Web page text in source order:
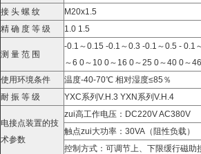
接 头 螺 纹
M20x1.5
精 确 度 等 级
1.0 1.5
测 量 范 围
-0.1～0.15 -0.1～0.3 -0.1～0.5 - 0.1
～6 0～10 0～16 0～25 0～40 0～
使用环境条件
温度-40-70℃ 相对湿度≤85％
耐 振 等 级
YXC系列V.H.3 YXN系列V.H.4
电接点装置的技
术参数
zui高工作电压：DC220V AC380V
触点zui大功率：30VA（阻性负载）
控制方式：可调节上、下限缓行磁助